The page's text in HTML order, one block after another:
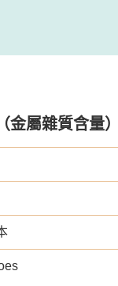
屬雜質含量）